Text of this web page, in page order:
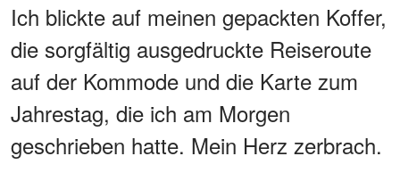
Ich blickte auf meinen gepackten Koffer,
die sorgfältig ausgedruckte Reiseroute
auf der Kommode und die Karte zum
Jahrestag, die ich am Morgen
geschrieben hatte. Mein Herz zerbrach.